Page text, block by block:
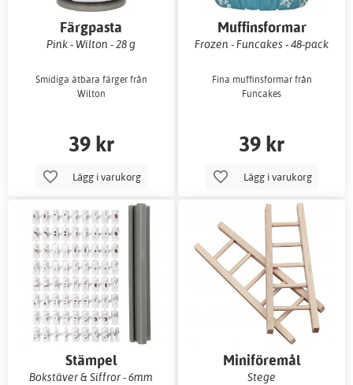
Färgpasta
Pink - Wilton - 28 g
Smidiga ätbara färger från
Wilton
39 kr
Lägg i varukorg
Muffinsformar
Frozen - Funcakes - 48-pack
Fina muffinsformar från
Funcakes
39 kr
Lägg i varukorg
Stämpel
Bokstäver & Siffror - 6mm
Miniföremål
Stege